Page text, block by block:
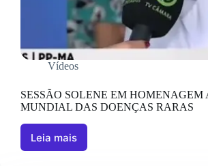
Vídeos
SESSÃO SOLENE EM HOMENAGEM
MUNDIAL DAS DOENÇAS RARAS
Leia mais